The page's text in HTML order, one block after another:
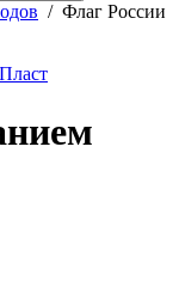
/ Флаг России